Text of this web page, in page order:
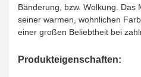
Bänderung, bzw. Wolkung. Das
seiner warmen, wohnlichen
einer großen Beliebtheit bei
Produkteigenschaften: